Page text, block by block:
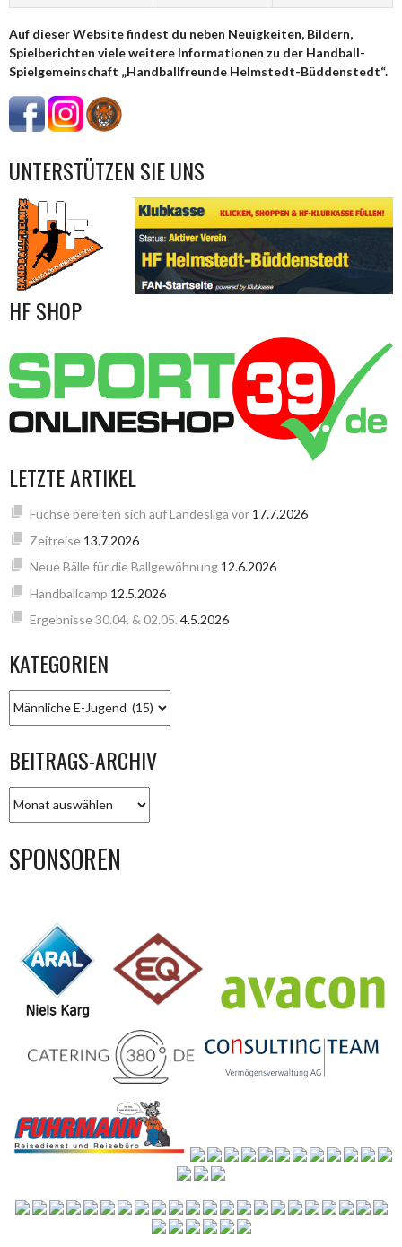
Auf dieser Website findest du neben Neuigkeiten, Bildern,
Spielberichten viele weitere Informationen zu der Handball-
Spielgemeinschaft „Handballfreunde Helmstedt-Büddenstedt“.
UNTERSTÜTZEN SIE UNS
HF SHOP
LETZTE ARTIKEL
Füchse bereiten sich auf Landesliga vor 17.7.2026
Zeitreise 13.7.2026
Neue Bälle für die Ballgewöhnung 12.6.2026
Handballcamp 12.5.2026
Ergebnisse 30.04. & 02.05. 4.5.2026
KATEGORIEN
BEITRAGS-ARCHIV
ARCHIV
SPONSOREN